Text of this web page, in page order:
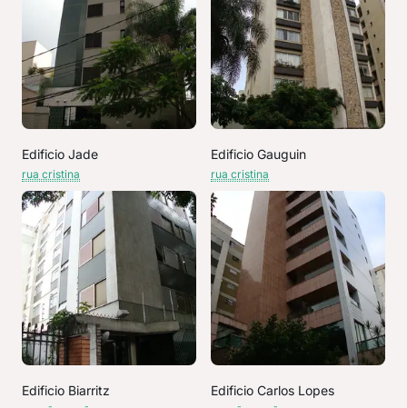
Edificio Jade
rua cristina
Edificio Gauguin
rua cristina
Edificio Biarritz Edificio Carlos Lopes